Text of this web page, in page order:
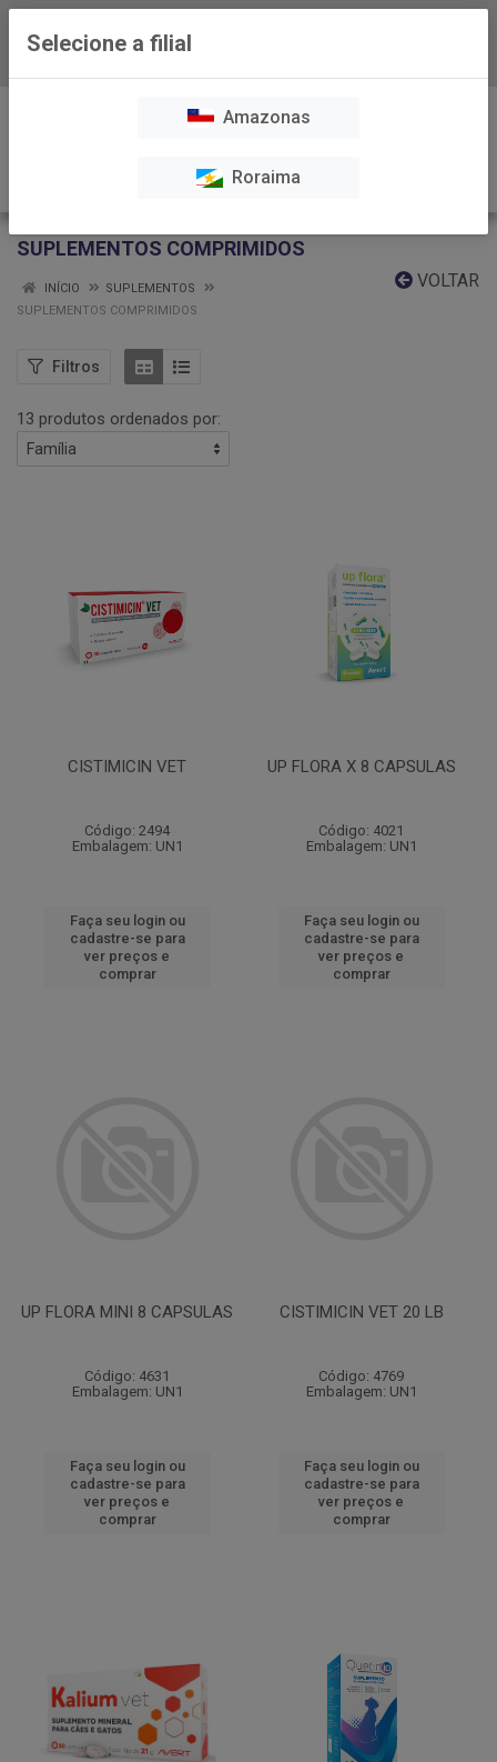
SUPLEMENTOS COMPRIMIDOS
VOLTAR
INÍCIO
SUPLEMENTOS
SUPLEMENTOS COMPRIMIDOS
Filtros
13 produtos ordenados por:
CISTIMICIN VET
Código: 2494
Embalagem: UN1
Faça seu login ou
cadastre-se para
ver preços e
comprar
UP FLORA X 8 CAPSULAS
Código: 4021
Embalagem: UN1
Faça seu login ou
cadastre-se para
ver preços e
comprar
UP FLORA MINI 8 CAPSULAS
Código: 4631
Embalagem: UN1
Faça seu login ou
cadastre-se para
ver preços e
comprar
CISTIMICIN VET 20 LB
Código: 4769
Embalagem: UN1
Faça seu login ou
cadastre-se para
ver preços e
comprar
Selecione a filial
Amazonas
Roraima